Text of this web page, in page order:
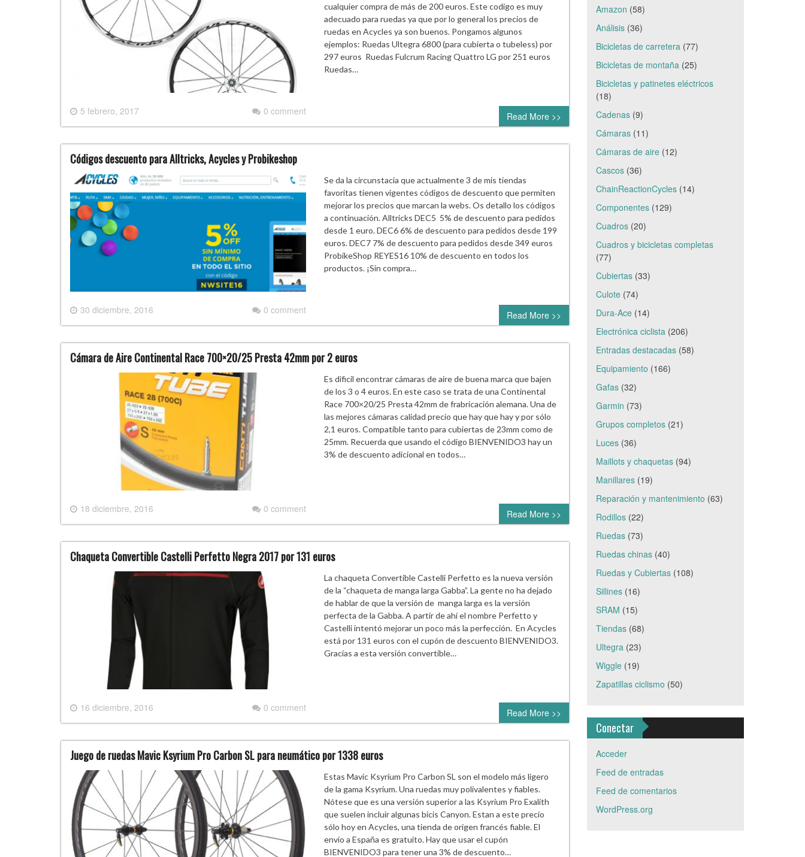
5 febrero, 2017 0 comment
cualquier compra de más de 200 euros. Este codigo es muy
adecuado para ruedas ya que por lo general los precios de
ruedas en Acycles ya son buenos. Pongamos algunos
ejemplos: Ruedas Ultegra 6800 (para cubierta o tubeless) por
297 euros Ruedas Fulcrum Racing Quattro LG por 251 euros
Ruedas…
Read More >>
Códigos descuento para Alltricks, Acycles y Probikeshop
30 diciembre, 2016 0 comment
Se da la circunstacia que actualmente 3 de mis tiendas
favoritas tienen vigentes códigos de descuento que permiten
mejorar los precios que marcan la webs. Os detallo los códigos
a continuación. Alltricks DEC5 5% de descuento para pedidos
desde 1 euro. DEC6 6% de descuento para pedidos desde 199
euros. DEC7 7% de descuento para pedidos desde 349 euros
ProbikeShop REYES16 10% de descuento en todos los
productos. ¡Sin compra…
Read More >>
Cámara de Aire Continental Race 700×20/25 Presta 42mm por 2 euros
18 diciembre, 2016 0 comment
Es dificil encontrar cámaras de aire de buena marca que bajen
de los 3 o 4 euros. En este caso se trata de una Continental
Race 700×20/25 Presta 42mm de frabricación alemana. Una de
las mejores cámaras calidad precio que hay que hay y por sólo
2,1 euros. Compatible tanto para cubiertas de 23mm como de
25mm. Recuerda que usando el código BIENVENIDO3 hay un
3% de descuento adicional en todos…
Read More >>
Chaqueta Convertible Castelli Perfetto Negra 2017 por 131 euros
16 diciembre, 2016 0 comment
La chaqueta Convertible Castelli Perfetto es la nueva versión
de la “chaqueta de manga larga Gabba”. La gente no ha dejado
de hablar de que la versión de manga larga es la versión
perfecta de la Gabba. A partir de ahí el nombre Perfetto y
Castelli intentó mejorar un poco más la perfección. En Acycles
está por 131 euros con el cupón de descuento BIENVENIDO3.
Gracias a esta versión convertible…
Read More >>
Juego de ruedas Mavic Ksyrium Pro Carbon SL para neumático por 1338 euros
Estas Mavic Ksyrium Pro Carbon SL son el modelo más ligero
de la gama Ksyrium. Una ruedas muy polivalentes y fiables.
Nótese que es una versión superior a las Ksyrium Pro Exalith
que suelen incluir algunas bicis Canyon. Estan a este precio
sólo hoy en Acycles, una tienda de origen francés fiable. El
envío a España es gratuito. Hay que usar el cupón
BIENVENIDO3 para tener una 3% de descuento…
Amazon (58)
Análisis(36)
Bicicletas de carretera(77)
Bicicletas de montaña(25)
Bicicletas y patinetes eléctricos
(18)
Cadenas(9)
Cámaras(11)
Cámaras de aire(12)
Cascos(36)
ChainReactionCycles(14)
Componentes(129)
Cuadros(20)
Cuadros y bicicletas completas
(77)
Cubiertas(33)
Culote(74)
Dura-Ace(14)
Electrónica ciclista(206)
Entradas destacadas(58)
Equipamiento (166)
Gafas(32)
Garmin (73)
Grupos completos(21)
Luces(36)
Maillots y chaquetas(94)
Manillares(19)
Reparación y mantenimiento (63)
Rodillos(22)
Ruedas(73)
Ruedas chinas(40)
Ruedas y Cubiertas(108)
Sillines(16)
SRAM (15)
Tiendas(68)
Ultegra(23)
Wiggle(19)
Zapatillas ciclismo (50)
Conectar
Acceder
Feed de entradas
Feed de comentarios
WordPress.org